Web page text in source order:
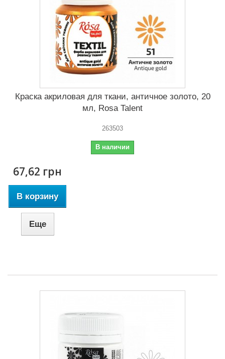
Краска акриловая для ткани, античное золото, 20
мл, Rosa Talent
263503
В наличии
67,62 грн
В корзину
Еще